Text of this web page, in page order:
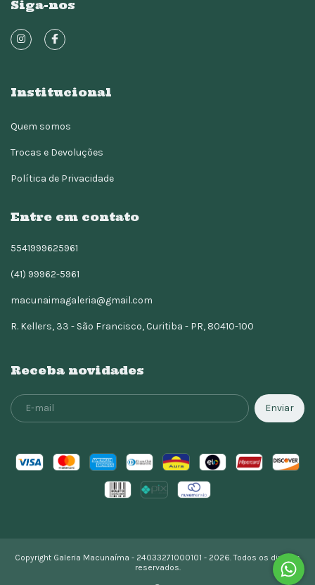
Siga-nos
Institucional
Quem somos
Trocas e Devoluções
Política de Privacidade
Entre em contato
5541999625961
(41) 99962-5961
macunaimagaleria@gmail.com
R. Kellers, 33 - São Francisco, Curitiba - PR, 80410-100
Receba novidades
Copyright Galeria Macunaíma - 24033271000101 - 2026. Todos os direitos
reservados.